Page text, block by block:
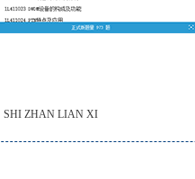
SHI ZHAN LIAN XI